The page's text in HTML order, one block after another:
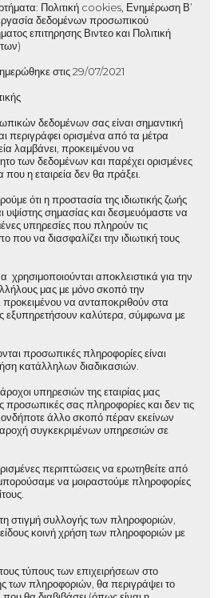
Πολιτική cookies, Ενημέρωση Β’
δεδομένων προσωπικού
επιτηρησης Βιντεο και Πολιτική
στις 29/07/2021
δεδομένων σας είναι σημαντική
περιγράφει ορισμένα από τα μέτρα
λαμβάνει, προκειμένου να
των δεδομένων και παρέχει ορισμένες
η εταιρεία δεν θα πράξει.
ότι η προστασία της ιδιωτικής ζωής
υψίστης σημασίας και δεσμευόμαστε να
υπηρεσίες που πληρούν τις
που να διασφαλίζει την ιδιωτική τους
αποκλειστικά για την
μας με μόνο σκοπό την
να ανταποκριθούν στα
εξυπηρετήσουν καλύτερα, σύμφωνα με
προσωπικές πληροφορίες είναι
κατάλληλων διαδικασιών.
υπηρεσιών της εταιρίας μας
προσωπικές σας πληροφορίες και δεν τις
άλλο σκοπό πέραν εκείνων
συγκεκριμένων υπηρεσιών σε
περιπτώσεις να ερωτηθείτε από
να μοιραστούμε πληροφορίες
στιγμή συλλογής των πληροφοριών,
είδους κοινή χρήση των πληροφοριών με
τύπους των επιχειρήσεων στο
των πληροφοριών, θα περιγράψει το